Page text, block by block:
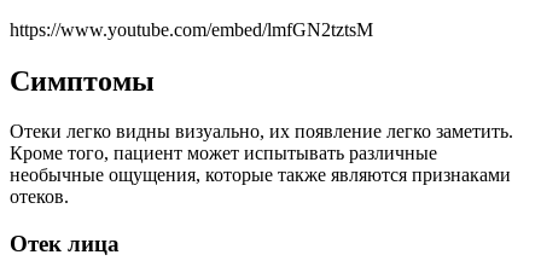
https://www.youtube.com/embed/lmfGN2tztsM
Симптомы
Отеки легко видны визуально, их появление легко заметить.
Кроме того, пациент может испытывать различные
необычные ощущения, которые также являются признаками
отеков.
Отек лица